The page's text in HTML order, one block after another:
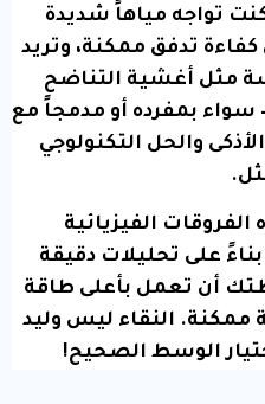
تواجه مياهاً شديدة
تدفق ممكنة، وتريد
مثل أغشية التناضح
سواء بمفرده أو مدمجاً مع
والحل التكنولوجي
الفيزيائية
على تحليلات دقيقة
أن تعمل بأعلى طاقة
ممكنة. النقاء ليس وليد
الوسط الصحيح!